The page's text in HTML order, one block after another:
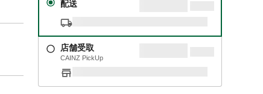
配送
店舗受取
CAINZ PickUp